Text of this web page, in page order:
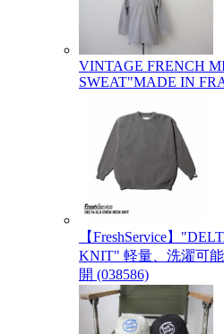
VINTAGE FRENCH
SWEAT"MADE IN
【FreshService】
KNIT" 軽量、洗濯可
開 (038586)